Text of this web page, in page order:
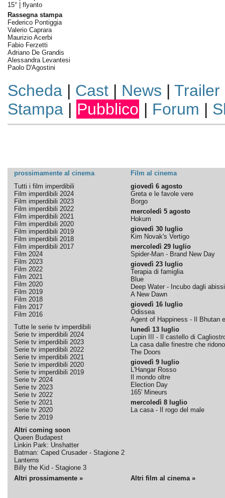
15° | flyanto
Rassegna stampa
Federico Pontiggia
Valerio Caprara
Maurizio Acerbi
Fabio Ferzetti
Adriano De Grandis
Alessandra Levantesi
Paolo D'Agostini
Scheda| Cast| News | Trailer
Stampa| Pubblico | Forum |
prossimamente al cinema
Film al cinema
Tutti i film imperdibili
Film imperdibili 2024
Film imperdibili 2023
Film imperdibili 2022
Film imperdibili 2021
Film imperdibili 2020
Film imperdibili 2019
Film imperdibili 2018
Film imperdibili 2017
Film 2024
Film 2023
Film 2022
Film 2021
Film 2020
Film 2019
Film 2018
Film 2017
Film 2016
Tutte le serie tv imperdibili
Serie tv imperdibili 2024
Serie tv imperdibili 2023
Serie tv imperdibili 2022
Serie tv imperdibili 2021
Serie tv imperdibili 2020
Serie tv imperdibili 2019
Serie tv 2024
Serie tv 2023
Serie tv 2022
Serie tv 2021
Serie tv 2020
Serie tv 2019
Altri coming soon
Queen Budapest
Linkin Park: Unshatter
Batman: Caped Crusader - Stagione 2
Lanterns
Billy the Kid - Stagione 3
giovedì 6 agosto
Greta e le favole vere
Borgo
mercoledì 5 agosto
Hokum
giovedì 30 luglio
Kim Novak's Vertigo
mercoledì 29 luglio
Spider-Man - Brand New Day
giovedì 23 luglio
Terapia di famiglia
Blue
Deep Water - Incubo dagli abissi
A New Dawn
giovedì 16 luglio
Odissea
Agent of Happiness - Il Bhutan
lunedì 13 luglio
Lupin III - Il castello di
La casa dalle finestre che ridono
The Doors
giovedì 9 luglio
L'Hangar Rosso
Il mondo oltre
Election Day
165' Mineurs
mercoledì 8 luglio
La casa - Il rogo del male
Altri prossimamente » Altri film al cinema »